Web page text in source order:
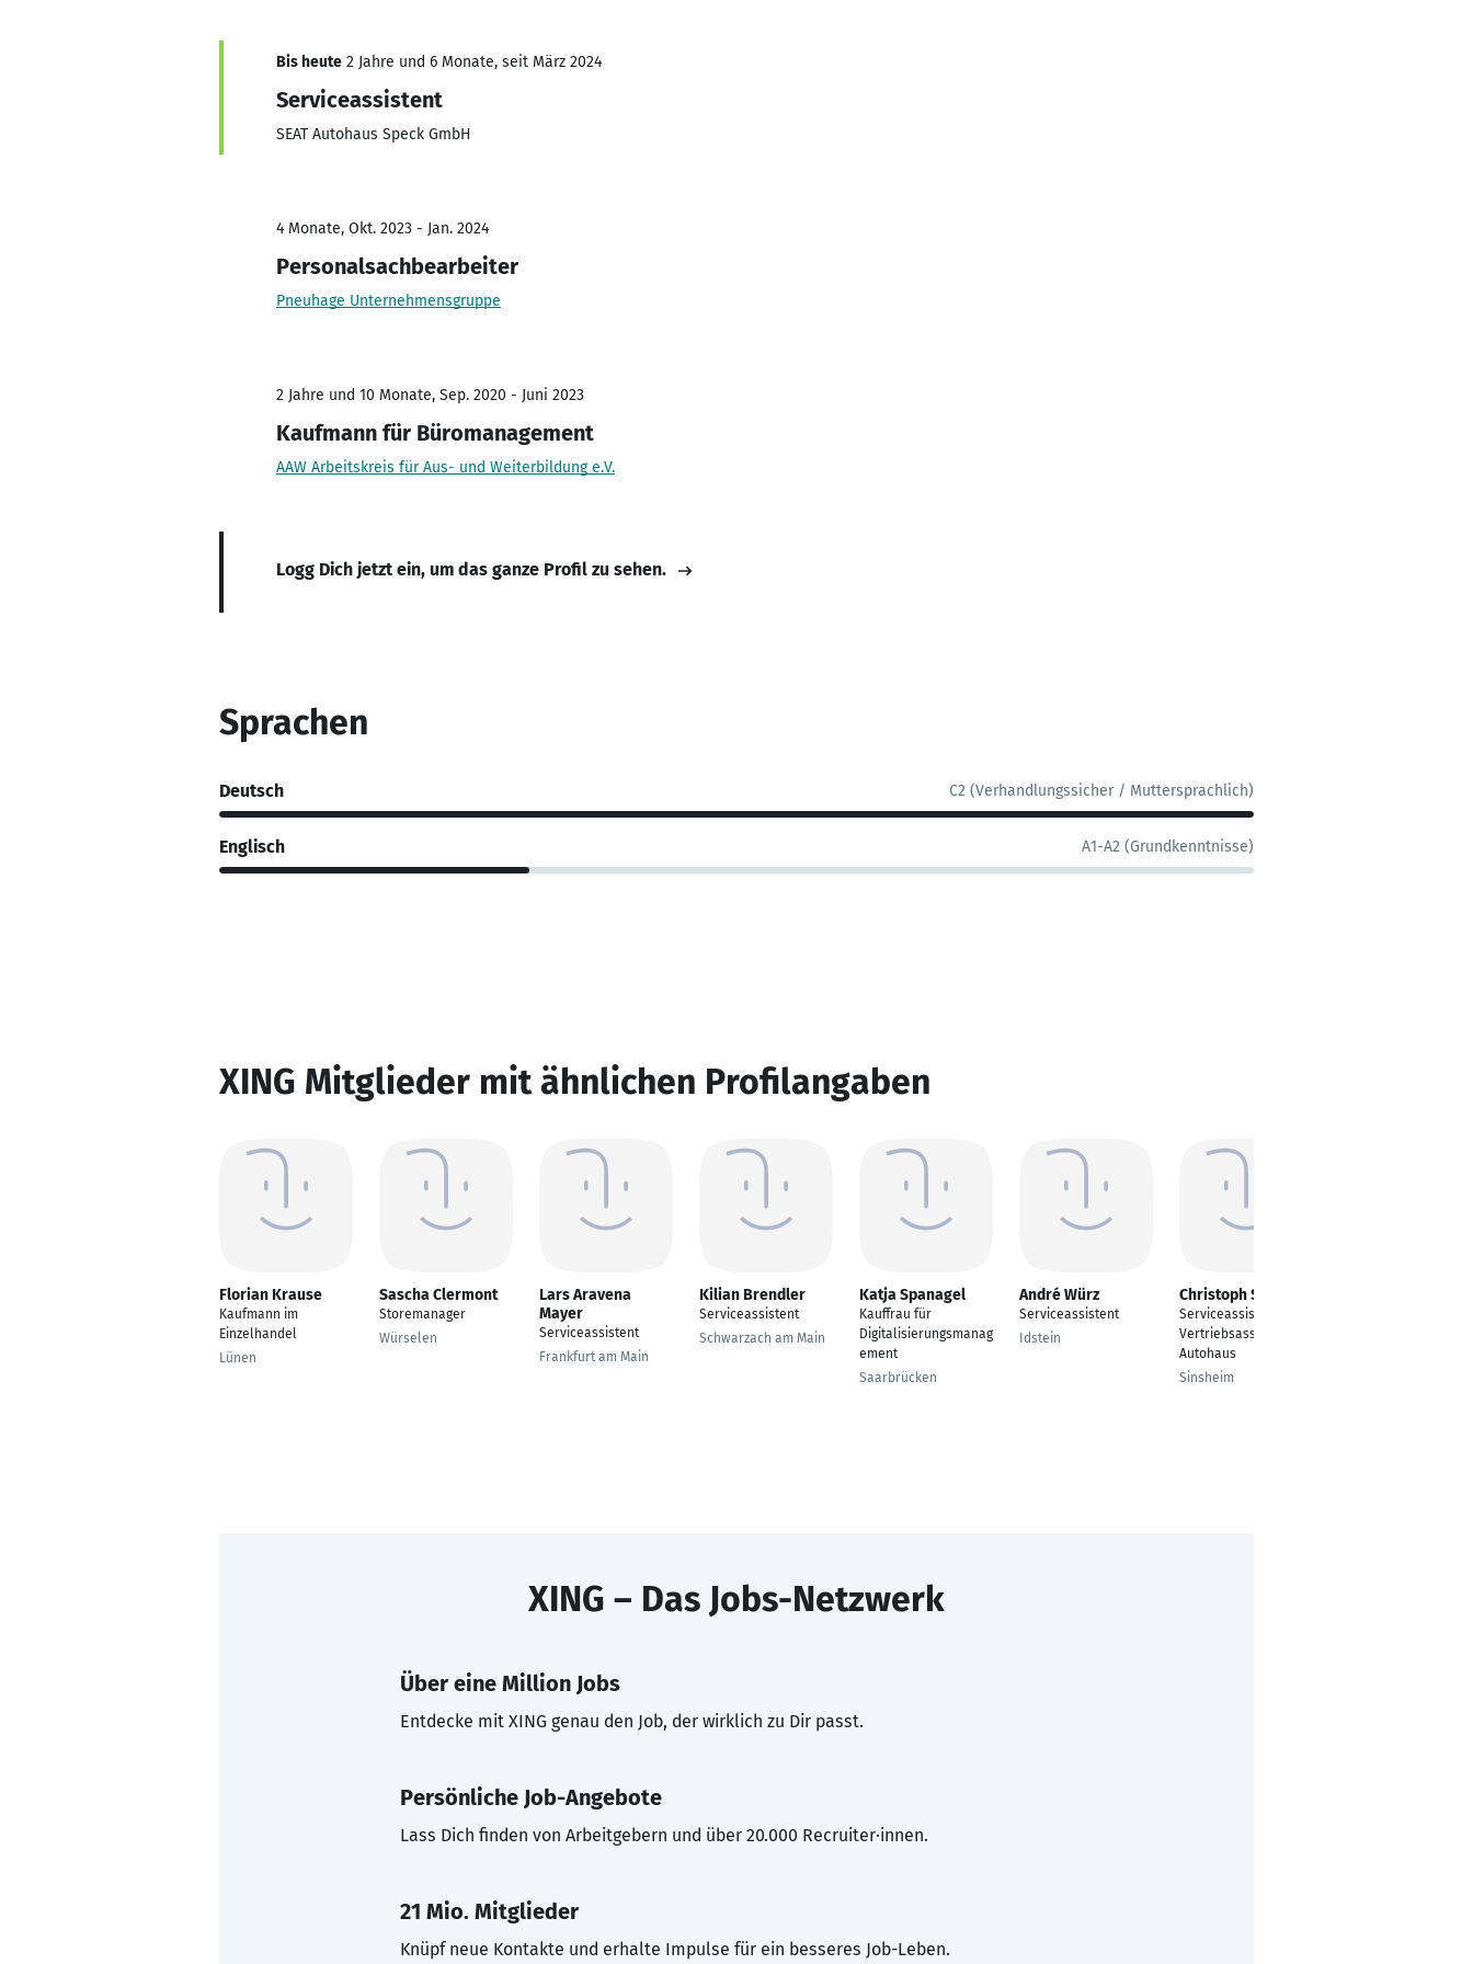
Bis heute 2 Jahre und 6 Monate, seit März 2024
Serviceassistent
SEAT Autohaus Speck GmbH
4 Monate, Okt. 2023 - Jan. 2024
Personalsachbearbeiter
Pneuhage Unternehmensgruppe
2 Jahre und 10 Monate, Sep. 2020 - Juni 2023
Kaufmann für Büromanagement
AAW Arbeitskreis für Aus- und Weiterbildung e.V.
Logg Dich jetzt ein, um das ganze Profil zu sehen.
Sprachen
Deutsch C2 (Verhandlungssicher / Muttersprachlich)
Englisch A1-A2 (Grundkenntnisse)
XING Mitglieder mit ähnlichen Profilangaben
Florian Krause
Kaufmann im
Einzelhandel
Lünen
Sascha Clermont
Storemanager
Würselen
Lars Aravena
Mayer
Serviceassistent
Frankfurt am Main
Kilian Brendler
Serviceassistent
Schwarzach am Main
Katja Spanagel
Kauffrau für
Digitalisierungsmanag
ement
Saarbrücken
André Würz
Serviceassistent
Idstein
Christoph Schupp
Serviceassistent /
Vertriebsassistent im
Autohaus
Sinsheim
XING – Das Jobs-Netzwerk
Über eine Million Jobs
Entdecke mit XING genau den Job, der wirklich zu Dir passt.
Persönliche Job-Angebote
Lass Dich finden von Arbeitgebern und über 20.000 Recruiter·innen.
21 Mio. Mitglieder
Knüpf neue Kontakte und erhalte Impulse für ein besseres Job-Leben.